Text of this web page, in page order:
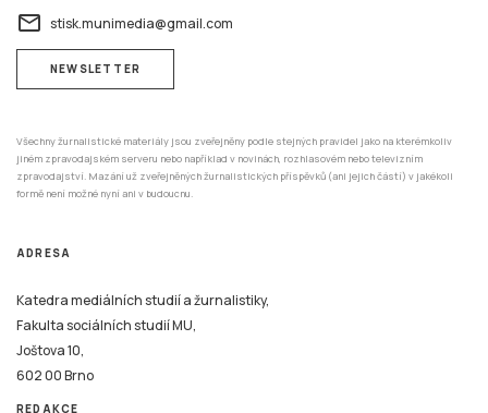
email stisk.munimedia@gmail.com
NEWSLETTER
Všechny žurnalistické materiály jsou zveřejněny podle stejných pravidel jako na kterémkoliv
jiném zpravodajském serveru nebo například v novinách, rozhlasovém nebo televizním
zpravodajství. Mazání už zveřejněných žurnalistických příspěvků (ani jejich částí) v jakékoli
formě není možné nyní ani v budoucnu.
ADRESA
Katedra mediálních studií a žurnalistiky,
Fakulta sociálních studií MU,
Joštova 10,
602 00 Brno
REDAKCE